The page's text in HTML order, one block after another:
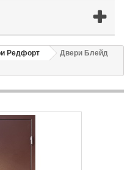
Редфорт
Двери Блейд